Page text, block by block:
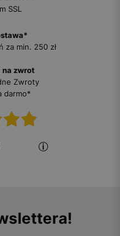
SSL
za min. 250 zł
na zwrot
Zwroty
darmo*